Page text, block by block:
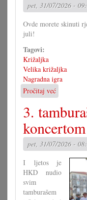
pet, 31/07/2026 -
Ovde morete skinuti
juli!
Tagovi:
Križaljka
Velika križaljka
Nagradna igra
Pročitaj već
Rješenje
velike
križaljke
za
misec
juli
3.
pet, 31/07/2026 -
I ljetos je
HKD nudio
svim
tamburašem